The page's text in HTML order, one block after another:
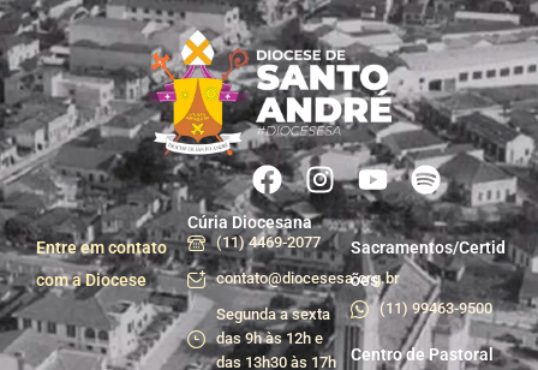
Entre em contato
com a Diocese
Cúria Diocesana
(11) 4469-2077
contato@diocesesa.org.br
Segunda a sexta
das 9h às 12h e
das 13h30 às 17h
Sacramentos/Certid
ões
(11) 99463-9500
Centro de Pastoral